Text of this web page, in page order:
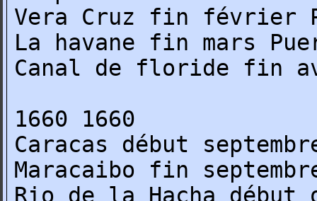
Vera Cruz fin février
La havane fin mars
Canal de floride fin
1660 1660
Caracas début
Maracaibo fin
Rio de la Hacha